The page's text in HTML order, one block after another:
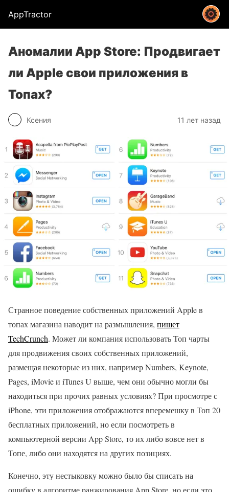
AppTractor
Аномалии App Store: Продвигает
ли Apple свои приложения в
Топах?
Ксения 11 лет назад
Странное поведение собственных приложений Apple в
топах магазина наводит на размышления, пишет
TechCrunch. Может ли компания использовать Топ чарты
для продвижения своих собственных приложений,
размещая некоторые из них, например Numbers, Keynote,
Pages, iMovie и iTunes U выше, чем они обычно могли бы
находиться при прочих равных условиях? При просмотре с
iPhone, эти приложения отображаются вперемешку в Топ 20
бесплатных приложений, но если посмотреть в
компьютерной версии App Store, то их либо вовсе нет в
Топе, либо они находятся на других позициях.
Конечно, эту нестыковку можно было бы списать на
ошибку в алгоритме ранжирования App Store, но если это